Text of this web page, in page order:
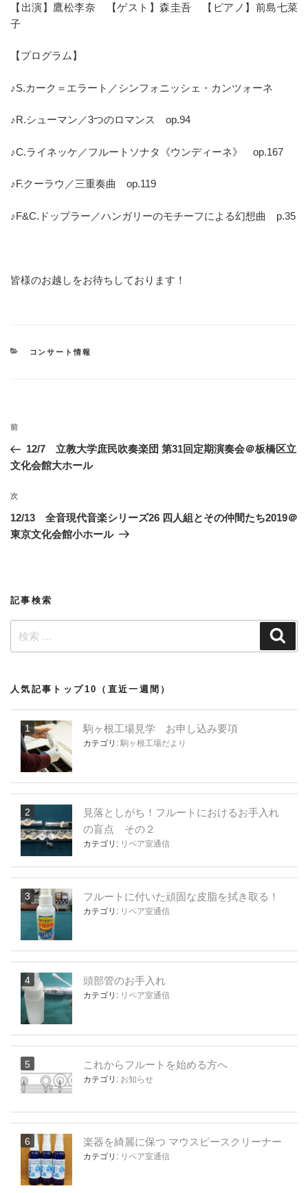
【出演】鷹松李奈 【ゲスト】森圭吾 【ピアノ】前島七菜
子
【プログラム】
♪S.カーク＝エラート／シンフォニッシェ・カンツォーネ
♪R.シューマン／3つのロマンス op.94
♪C.ライネッケ／フルートソナタ《ウンディーネ》 op.167
♪F.クーラウ／三重奏曲 op.119
♪F&C.ドップラー／ハンガリーのモチーフによる幻想曲 p.35
皆様のお越しをお待ちしております！
カ
コンサート情報
投
ナ
ゲ
ー
シ
過
去
の
稿
前
12/7 立教大学庶民吹奏楽団 第31回定期演奏会＠板橋区立
文化会館大ホール
次
の
投
次
12/13 全音現代音楽シリーズ26 四人組とその仲間たち2019＠
東京文化会館小ホール
記事検索
索:
人気記事トップ10（直近一週間）
駒ヶ根工場見学 お申し込み要項
カテゴリ: 駒ヶ根工場だより
見落としがち！フルートにおけるお手入れ
の盲点 その２
カテゴリ: リペア室通信
フルートに付いた頑固な皮脂を拭き取る！
カテゴリ: リペア室通信
頭部管のお手入れ
カテゴリ: リペア室通信
これからフルートを始める方へ
カテゴリ: お知らせ
楽器を綺麗に保つ マウスピースクリーナー
カテゴリ: リペア室通信